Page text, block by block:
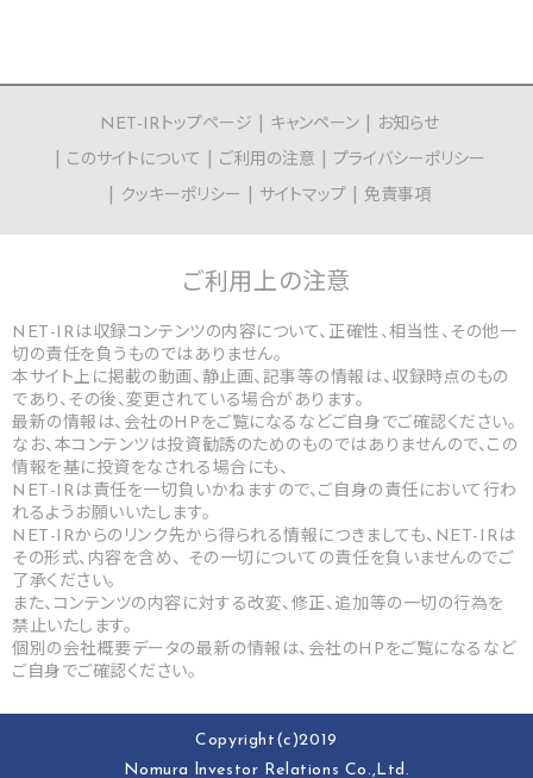
NET-IRトップページ キャンペーン
お知らせ
このサイトについて
ご利用の注意
プライバシーポリシー
クッキーポリシー
サイトマップ 免責事項
ご利用上の注意
NET-IRは収録コンテンツの内容について、正確性、相当性、その他一
切の責任を負うものではありません。
本サイト上に掲載の動画、静止画、記事等の情報は、収録時点のもの
であり、その後、変更されている場合があります。
最新の情報は、会社のHPをご覧になるなどご自身でご確認ください。
なお、本コンテンツは投資勧誘のためのものではありませんので、この
情報を基に投資をなされる場合にも、
NET-IRは責任を一切負いかねますので、ご自身の責任において行わ
れるようお願いいたします。
NET-IRからのリンク先から得られる情報につきましても、NET-IRは
その形式、内容を含め、 その一切についての責任を負いませんのでご
了承ください。
また、コンテンツの内容に対する改変、修正、追加等の一切の行為を
禁止いたします。
個別の会社概要データの最新の情報は、会社のHPをご覧になるなど
ご自身でご確認ください。
Copyright(c)2019
Nomura lnvestor Relations Co.,Ltd.